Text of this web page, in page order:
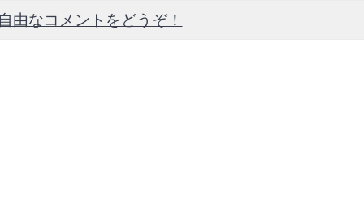
最初は発言することに恥ずかしさや緊張を感じていました
することを楽しめるようになりました。
定番のアメリカ土産系：スターバックスのご当地タンブラ
由なコメントをどうぞ！